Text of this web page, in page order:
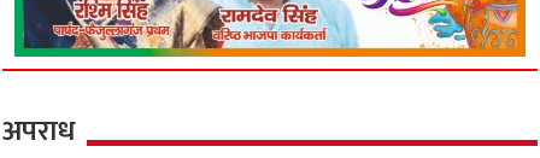
अपराध